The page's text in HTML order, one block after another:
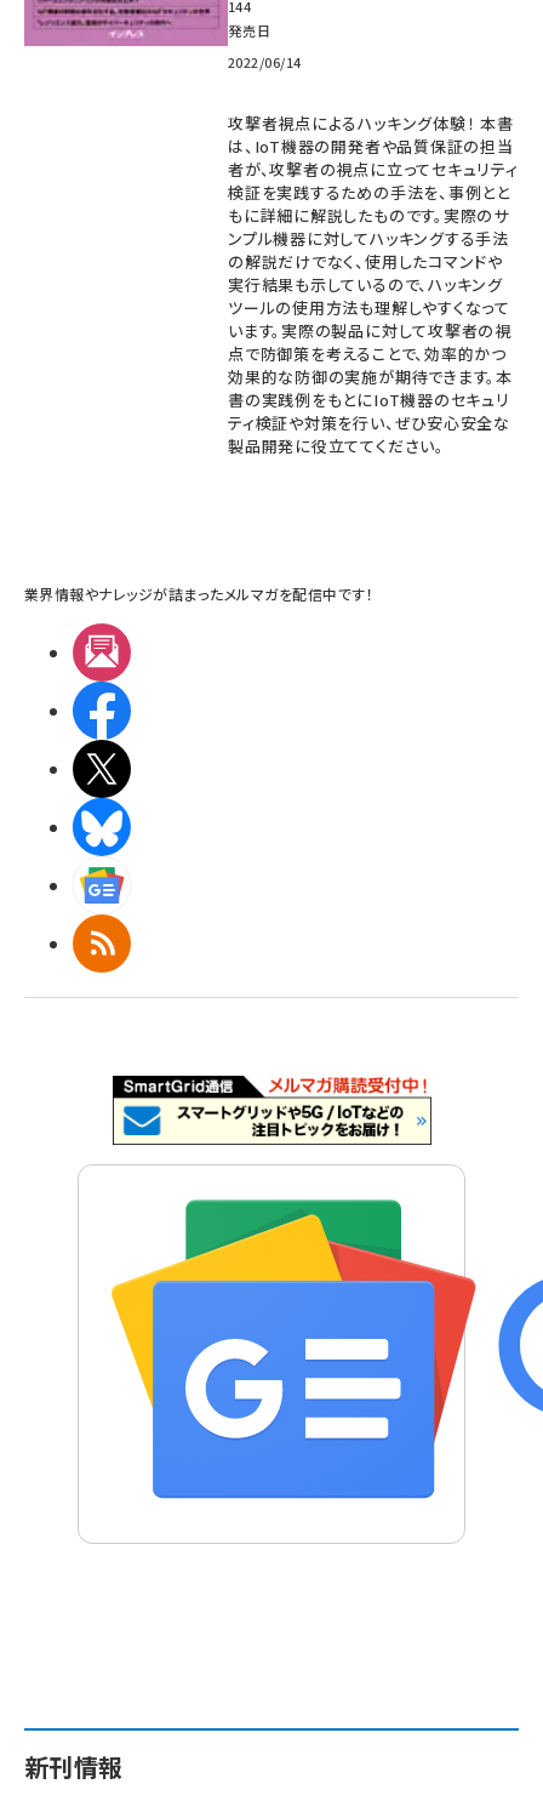
144
発売日
2022/06/14
攻撃者視点によるハッキング体験！ 本書
は、IoT機器の開発者や品質保証の担当
者が、攻撃者の視点に立ってセキュリティ
検証を実践するための手法を、事例とと
もに詳細に解説したものです。実際のサ
ンプル機器に対してハッキングする手法
の解説だけでなく、使用したコマンドや
実行結果も示しているので、ハッキング
ツールの使用方法も理解しやすくなって
います。実際の製品に対して攻撃者の視
点で防御策を考えることで、効率的かつ
効果的な防御の実施が期待できます。本
書の実践例をもとにIoT機器のセキュリ
ティ検証や対策を行い、ぜひ安心安全な
製品開発に役立ててください。
業界情報やナレッジが詰まったメルマガを配信中です！
RSS
新刊情報